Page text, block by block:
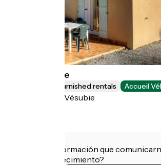
Gîte Aubépine
Lodgings and furnished rentals Accueil
La Bollène-Vésubie
¿Tienes información que
este establecimiento?